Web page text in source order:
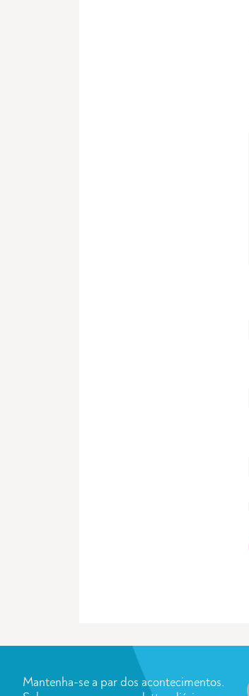
Mantenha-se a par dos acontecimentos.